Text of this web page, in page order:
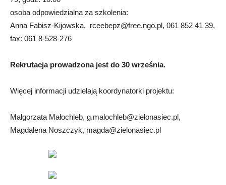
osoba odpowiedzialna za szkolenia:
Anna Fabisz-Kijowska, rceebepz@free.ngo.pl, 061 852 41 39,
fax: 061 8-528-276
Rekrutacja prowadzona jest do 30 września.
Więcej informacji udzielają koordynatorki projektu:
Małgorzata Małochleb, g.malochleb@zielonasiec.pl,
Magdalena Noszczyk, magda@zielonasiec.pl